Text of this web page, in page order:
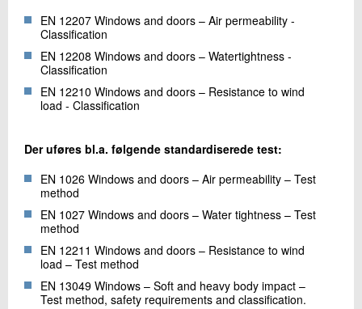
EN 12207 Windows and doors – Air permeability -
Classification
EN 12208 Windows and doors – Watertightness -
Classification
EN 12210 Windows and doors – Resistance to wind
load - Classification
Der uføres bl.a. følgende standardiserede test:
EN 1026 Windows and doors – Air permeability – Test
method
EN 1027 Windows and doors – Water tightness – Test
method
EN 12211 Windows and doors – Resistance to wind
load – Test method
EN 13049 Windows – Soft and heavy body impact –
Test method, safety requirements and classification.